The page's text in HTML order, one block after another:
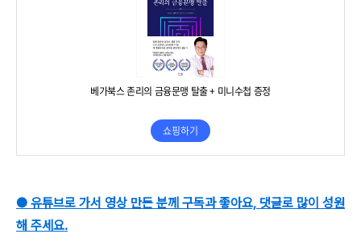
● 유튜브로 가서 영상 만든 분께 구독과 좋아요, 댓글로 많이 성원
해 주세요.